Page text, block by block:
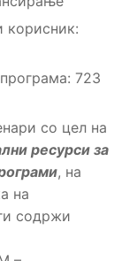
корисник:
723
со цел на
ресурси за
, на
на
содржи